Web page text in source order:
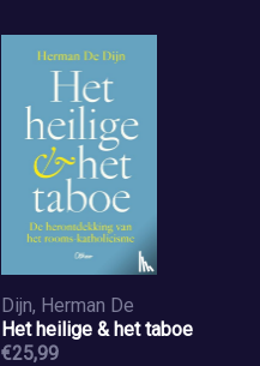
Dijn, Herman De
Het heilige & het taboe
€25,99